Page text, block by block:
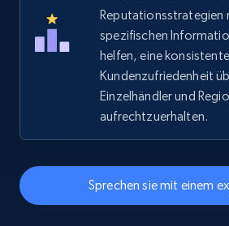
359+
eBay - Gather data on
specified keywords
URL, Product id, Title, Seller
Reputationsstrategien
spezifischen
helfen, eine konsistente
Kundenzufriedenheit
Einzelhändler und
aufrechtzuerhalten.
Sprechen sie mit einem